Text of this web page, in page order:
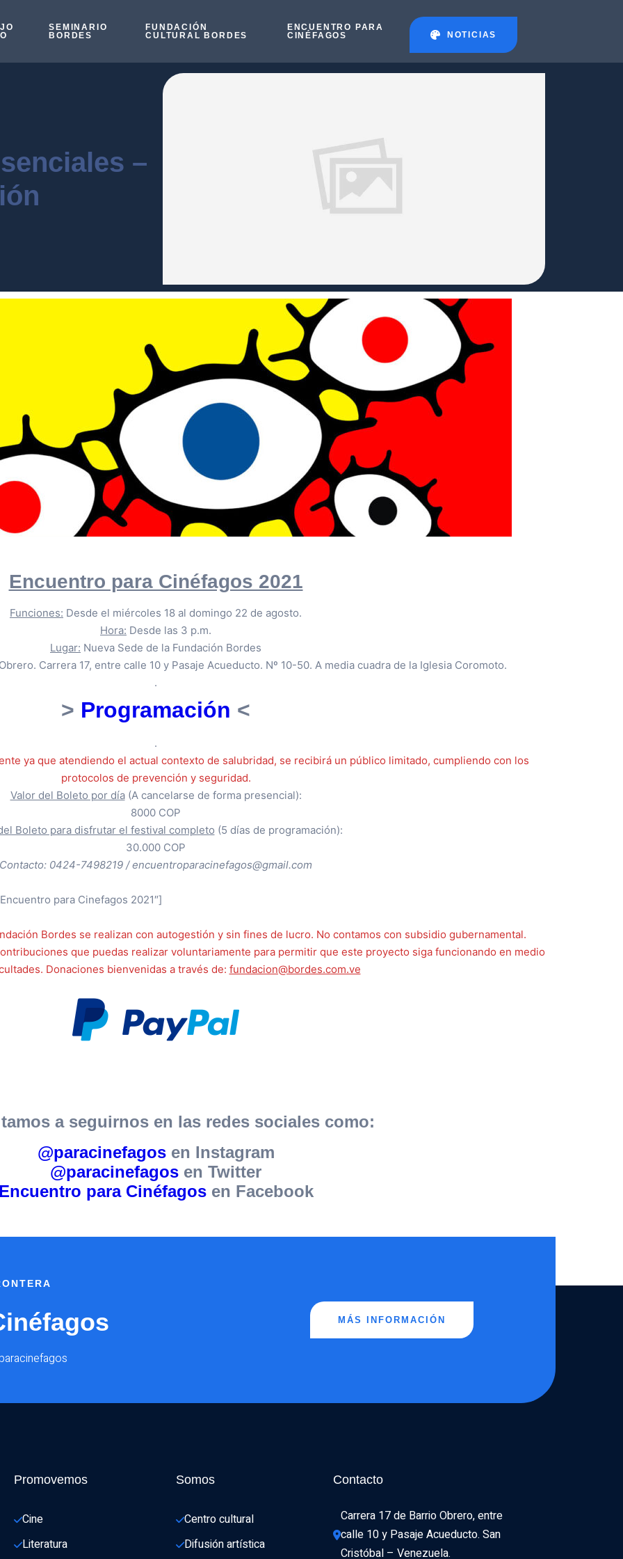
SEMINARIO
BORDES
FUNDACIÓN
CULTURAL BORDES
ENCUENTRO PARA
CINÉFAGOS
NOTICIAS
–
Encuentro para Cinéfagos 2021
Funciones: Desde el miércoles 18 al domingo 22 de agosto.
Hora: Desde las 3 p.m.
Lugar: Nueva Sede de la Fundación Bordes
Carrera 17, entre calle 10 y Pasaje Acueducto. Nº 10-50. A media cuadra de la Iglesia Coromoto.
.
> Programación <
.
ya que atendiendo el actual contexto de salubridad, se recibirá un público limitado, cumpliendo con los
protocolos de prevención y seguridad.
Valor del Boleto por día(A cancelarse de forma presencial):
8000 COP
Boleto para disfrutar el festival completo (5 días de programación):
30.000 COP
Contacto: 0424-7498219 / encuentroparacinefagos@gmail.com
para Cinefagos 2021″]
Bordes se realizan con autogestión y sin fines de lucro. No contamos con subsidio gubernamental.
que puedas realizar voluntariamente para permitir que este proyecto siga funcionando en medio
Donaciones bienvenidas a través de: fundacion@bordes.com.ve
a seguirnos en las redes sociales como:
@paracinefagosen Instagram
@paracinefagos en Twitter
para Cinéfagosen Facebook
MÁS INFORMACIÓN
Promovemos
Cine
Literatura
Somos
Centro cultural
Difusión artística
Contacto
Carrera 17 de Barrio Obrero, entre
calle 10 y Pasaje Acueducto. San
Cristóbal – Venezuela.